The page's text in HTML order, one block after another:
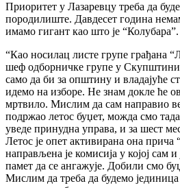
Приоритет у Лазаревцу треба да
породилиште. Давдесет година
имамо гигант као што jе “Колубара”.
“Као носилац листе групе грађана
шеф одборничке групе у
само да би за општину и владаjуће
идемо на изборе. Не знам докле ће
мртвило. Мислим да сам направио
подржао летос буџет, можда смо
уведе принудна управа, и за шест
Летос jе опет активирана она прича
направљена jе комисиjа у коjоj сам
памет да се ангажуjе. Добили смо
Мислим да треба да будемо jединица